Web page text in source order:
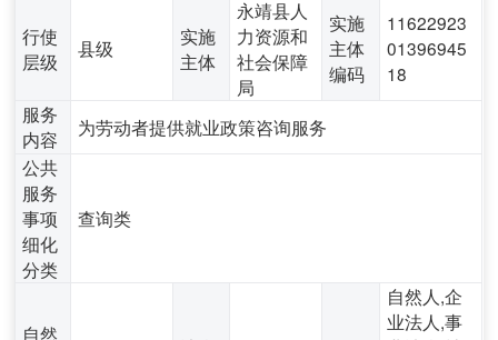
行使
层级
县级
实施
主体
永靖县人
力资源和
社会保障
局
实施
主体
编码
11622923
01396945
18
服务
内容
为劳动者提供就业政策咨询服务
公共
服务
事项
细化
分类
查询类
自然
自然人,企
业法人,事